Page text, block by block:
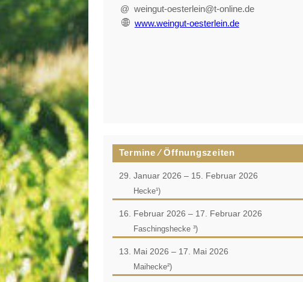
@ weingut-oesterlein@t-online.de
www.weingut-oesterlein.de
Termine ⁄ Öffnungszeiten
29. Januar 2026 – 15. Februar 2026
Hecke¹)
16. Februar 2026 – 17. Februar 2026
Faschingshecke ³)
13. Mai 2026 – 17. Mai 2026
Maihecke²)